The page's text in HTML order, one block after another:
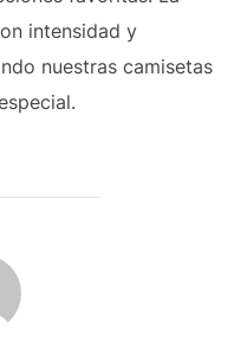
intensidad y
nuestras camisetas